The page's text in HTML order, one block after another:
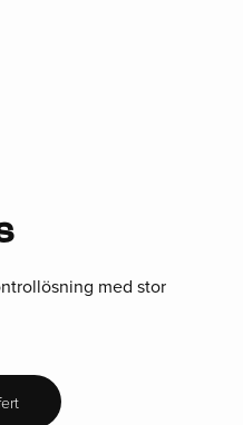
med stor